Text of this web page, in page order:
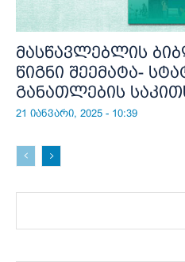
მასწავლებლის
წიგნი შეემატა-
განათლების
21 იანვარი, 2025 - 10:39